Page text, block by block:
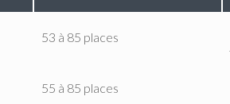
53 à 85 places
55 à 85 places